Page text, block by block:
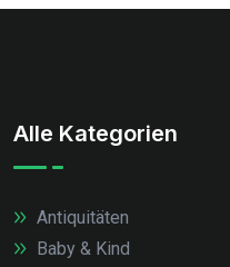
Alle Kategorien
Antiquitäten
Baby & Kind